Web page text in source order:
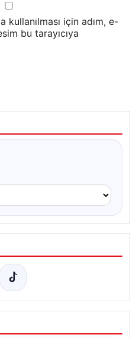
kullanılması için adım, e-
bu tarayıcıya